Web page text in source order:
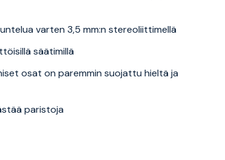
varten 3,5 mm:n stereoliittimellä
säätimillä
osat on paremmin suojattu hieltä ja
paristoja